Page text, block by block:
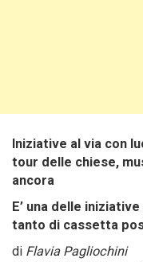
Iniziative al via con
tour delle chiese,
ancora
E’ una delle
tanto di cassetta
di Flavia Pagliochini